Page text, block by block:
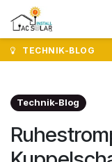
Zum Inhalt springen
TECHNIK-BLOG
Technik-Blog